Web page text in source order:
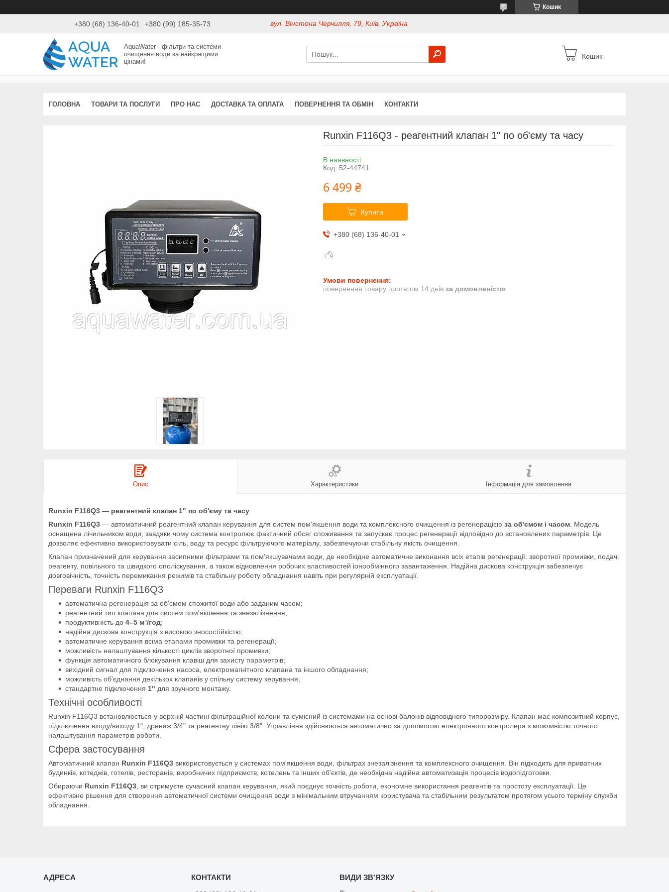
Кошик
+380 (68) 136-40-01 +380 (99) 185-35-73 вул. Вінстона Черчилля, 79, Київ, Україна
AquaWater - фільтри та системи
очищення води за найкращими
цінами!
Кошик
ГОЛОВНА ТОВАРИ ТА ПОСЛУГИ ПРО НАС ДОСТАВКА ТА ОПЛАТА ПОВЕРНЕННЯ ТА ОБМІН КОНТАКТИ
Runxin F116Q3 - реагентний клапан 1" по об'єму та часу
В наявності
Код: 52-44741
6 499 ₴
Купити
+380 (68) 136-40-01
повернення товару протягом 14 днів за домовленістю
Опис Характеристики Інформація для замовлення
Runxin F116Q3 — реагентний клапан 1" по об'єму та часу
Runxin F116Q3 — автоматичний реагентний клапан керування для систем пом'якшення води та комплексного очищення із регенерацією за об'ємом і часом . Модель
оснащена лічильником води, завдяки чому система контролює фактичний обсяг споживання та запускає процес регенерації відповідно до встановлених параметрів. Це
дозволяє ефективно використовувати сіль, воду та ресурс фільтруючого матеріалу, забезпечуючи стабільну якість очищення.
Клапан призначений для керування засипними фільтрами та пом'якшувачами води, де необхідне автоматичне виконання всіх етапів регенерації: зворотної промивки, подачі
реагенту, повільного та швидкого ополіскування, а також відновлення робочих властивостей іонообмінного завантаження. Надійна дискова конструкція забезпечує
довговічність, точність перемикання режимів та стабільну роботу обладнання навіть при регулярній експлуатації.
Переваги Runxin F116Q3
автоматична регенерація за об'ємом спожитої води або заданим часом;
реагентний тип клапана для систем пом'якшення та знезалізнення;
продуктивність до 4–5 м³/год;
надійна дискова конструкція з високою зносостійкістю;
автоматичне керування всіма етапами промивки та регенерації;
можливість налаштування кількості циклів зворотної промивки;
функція автоматичного блокування клавіш для захисту параметрів;
вихідний сигнал для підключення насоса, електромагнітного клапана та іншого обладнання;
можливість об'єднання декількох клапанів у спільну систему керування;
стандартне підключення 1" для зручного монтажу.
Технічні особливості
Runxin F116Q3 встановлюється у верхній частині фільтраційної колони та сумісний із системами на основі балонів відповідного типорозміру. Клапан має композитний корпус,
підключення входу/виходу 1", дренаж 3/4" та реагентну лінію 3/8". Управління здійснюється автоматично за допомогою електронного контролера з можливістю точного
налаштування параметрів роботи.
Сфера застосування
Автоматичний клапан Runxin F116Q3 використовується у системах пом'якшення води, фільтрах знезалізнення та комплексного очищення. Він підходить для приватних
будинків, котеджів, готелів, ресторанів, виробничих підприємств, котелень та інших об'єктів, де необхідна надійна автоматизація процесів водопідготовки.
Обираючи Runxin F116Q3 , ви отримуєте сучасний клапан керування, який поєднує точність роботи, економне використання реагентів та простоту експлуатації. Це
ефективне рішення для створення автоматичної системи очищення води з мінімальним втручанням користувача та стабільним результатом протягом усього терміну служби
обладнання.